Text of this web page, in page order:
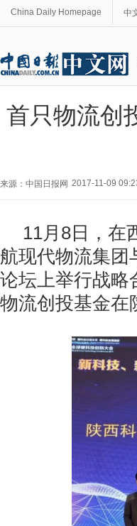
China Daily Homepage 中
首只物流创
来源：中国日报网 2017-11-09
11月8日，在
航现代物流集团
论坛上举行战略
物流创投基金在